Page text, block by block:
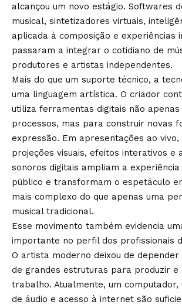
alcançou um novo estágio. Softwares
musical, sintetizadores virtuais,
aplicada à composição e experiências
passaram a integrar o cotidiano de
produtores e artistas independentes.
Mais do que um suporte técnico, a
uma linguagem artística. O criador
utiliza ferramentas digitais não
processos, mas para construir novas
expressão. Em apresentações ao
projeções visuais, efeitos interativos e
sonoros digitais ampliam a
público e transformam o espetáculo
mais complexo do que apenas uma
musical tradicional.
Esse movimento também evidencia
importante no perfil dos profissionais
O artista moderno deixou de depender
de grandes estruturas para produzir e
trabalho. Atualmente, um computador,
de áudio e acesso à internet são